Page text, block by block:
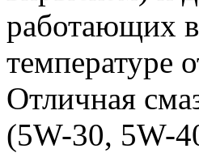
работающих
температуре
Отличная
(5W-30, 5W-